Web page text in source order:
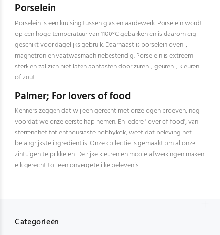
Porselein
Porselein is een kruising tussen glas en aardewerk. Porselein wordt
op een hoge temperatuur van 1100°C gebakken en is daarom erg
geschikt voor dagelijks gebruik. Daarnaast is porselein oven-,
magnetron en vaatwasmachinebestendig. Porselein is extreem
sterk en zal zich niet laten aantasten door zuren-, geuren-, kleuren
of zout.
Palmer; For lovers of food
Kenners zeggen dat wij een gerecht met onze ogen proeven, nog
voordat we onze eerste hap nemen. En iedere 'lover of food', van
sterrenchef tot enthousiaste hobbykok, weet dat beleving het
belangrijkste ingrediënt is. Onze collectie is gemaakt om al onze
zintuigen te prikkelen. De rijke kleuren en mooie afwerkingen maken
elk gerecht tot een onvergetelijke belevenis.
Categorieën